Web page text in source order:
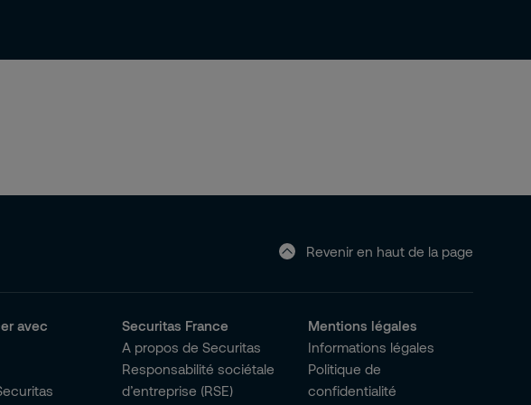
Revenir en haut de la page
avec
Securitas France
A propos de Securitas
Responsabilité sociétale
d’entreprise (RSE)
Mentions légales
Informations légales
Politique de
confidentialité